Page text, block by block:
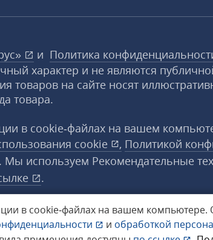
в cookie‑файлах на вашем компьютере.
и обработкой
и Политика
характер и не являются
товаров на сайте носят
товара.
в cookie‑файлах на вашем
cookie , Политикой
. Мы используем Рекомендательные
.